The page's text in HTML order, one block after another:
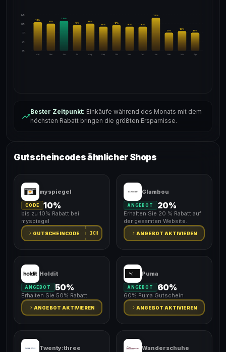
24%
18%
12%
6%
0%
Apr
19%
Mai
18%
Jun
20%
Jul
17%
Aug
18%
Sep
16%
Okt
17%
Nov
16%
Dez
16%
Jan
22%
Feb
12%
Mär
13%
Apr
12%
Bester Zeitpunkt: Einkäufe während des Monats mit dem
höchsten Rabatt bringen die größten Ersparnisse.
Gutscheincodes ähnlicher Shops
myspiegel
CODE 10%
bis zu 10% Rabatt bei
myspiegel
GUTSCHEINCODE ICH
Glambou
ANGEBOT 20%
Erhalten Sie 20 % Rabatt auf
der gesamten Website.
ANGEBOT AKTIVIEREN
Holdit
ANGEBOT 50%
Erhalten Sie 50% Rabatt.
ANGEBOT AKTIVIEREN
Puma
ANGEBOT 60%
60% Puma Gutschein
ANGEBOT AKTIVIEREN
Twenty:three Wanderschuhe